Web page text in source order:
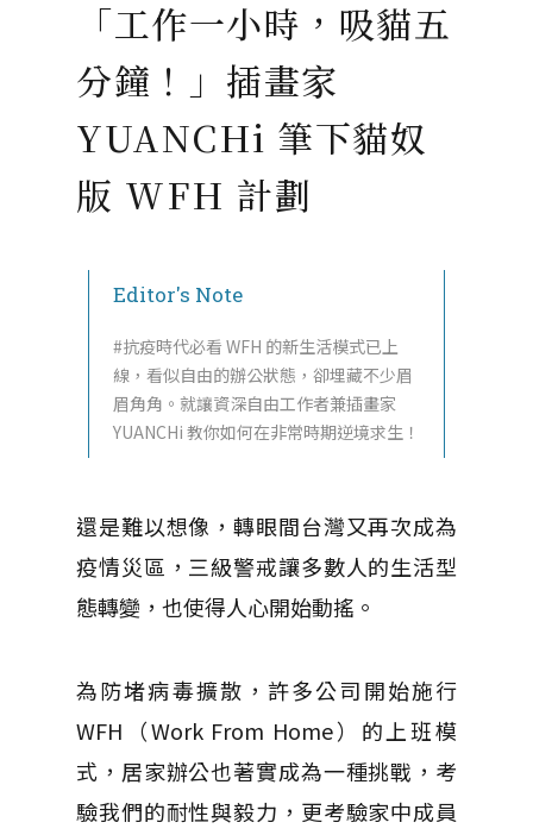
「工作一小時，吸貓五
分鐘！」插畫家
YUANCHi 筆下貓奴
版 WFH 計劃
Editor's Note
#抗疫時代必看 WFH 的新生活模式已上
線，看似自由的辦公狀態，卻埋藏不少眉
眉角角。就讓資深自由工作者兼插畫家
YUANCHi 教你如何在非常時期逆境求生！
還是難以想像，轉眼間台灣又再次成為
疫情災區，三級警戒讓多數人的生活型
態轉變，也使得人心開始動搖。
為防堵病毒擴散，許多公司開始施行
WFH（Work From Home）的上班模
式，居家辦公也著實成為一種挑戰，考
驗我們的耐性與毅力，更考驗家中成員